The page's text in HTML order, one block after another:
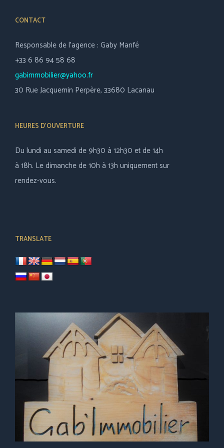
CONTACT
Responsable de l’agence : Gaby Manfé
+33 6 86 94 58 68
gabimmobilier@yahoo.fr
30 Rue Jacquemin Perpère, 33680 Lacanau
HEURES D’OUVERTURE
Du lundi au samedi de 9h30 à 12h30 et de 14h
à 18h. Le dimanche de 10h à 13h uniquement sur
rendez-vous.
TRANSLATE